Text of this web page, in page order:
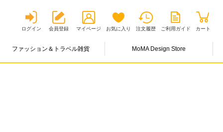
ログイン 会員登録 マイページ お気に入り 注文履歴 ご利用ガイド カート
ファッション＆トラベル雑貨 MoMA Design Store